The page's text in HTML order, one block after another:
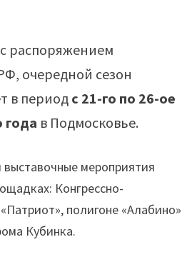
распоряжением
очередной сезон
в периодс 21-го по 26-ое
года в Подмосковье.
мероприятия
Конгрессно-
полигоне «Алабино»
Кубинка.